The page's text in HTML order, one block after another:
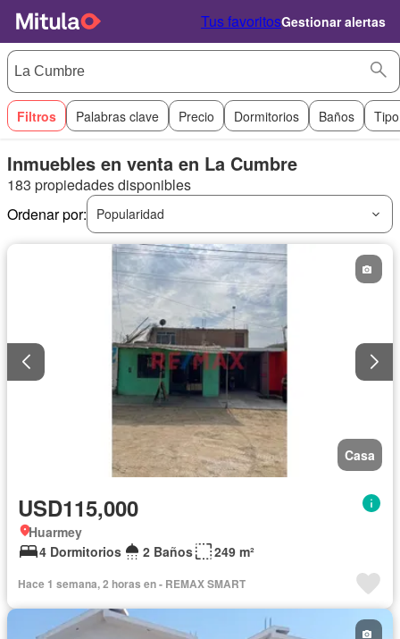
Tus favoritosGestionar alertas
Filtros Palabras clave Precio Dormitorios Baños
Inmuebles en venta en La Cumbre
183 propiedades disponibles
Ordenar por:
Popularidad
Casa
USD115,000
Huarmey
4 Dormitorios
2 Baños 249 m²
Hace 1 semana, 2 horas en - REMAX SMART